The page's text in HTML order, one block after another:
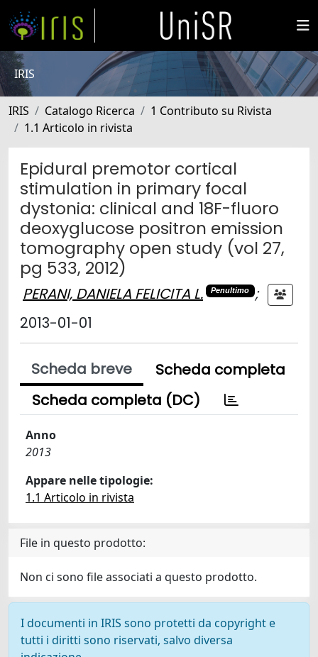
IRIS
IRIS Catalogo Ricerca
1 Contributo su Rivista
1.1 Articolo in rivista
Epidural premotor cortical
stimulation in primary focal
dystonia: clinical and 18F-fluoro
deoxyglucose positron emission
tomography open study (vol 27,
pg 533, 2012)
PERANI, DANIELA FELICITA L. Penultimo
;
2013-01-01
Scheda breve
Scheda completa
Scheda completa (DC)
Anno
2013
Appare nelle tipologie:
1.1 Articolo in rivista
File in questo prodotto:
Non ci sono file associati a questo prodotto.
I documenti in IRIS sono protetti da copyright e
tutti i diritti sono riservati, salvo diversa